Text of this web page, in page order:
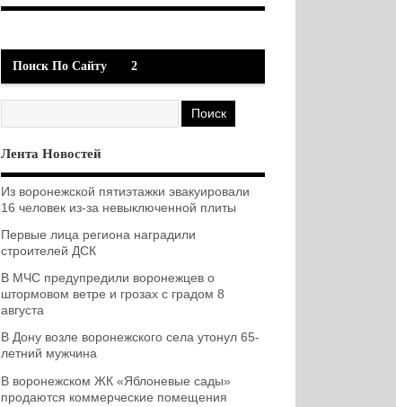
Поиск По Сайту 2
Лента Новостей
Из воронежской пятиэтажки эвакуировали
16 человек из-за невыключенной плиты
Первые лица региона наградили
строителей ДСК
В МЧС предупредили воронежцев о
штормовом ветре и грозах с градом 8
августа
В Дону возле воронежского села утонул 65-
летний мужчина
В воронежском ЖК «Яблоневые сады»
продаются коммерческие помещения